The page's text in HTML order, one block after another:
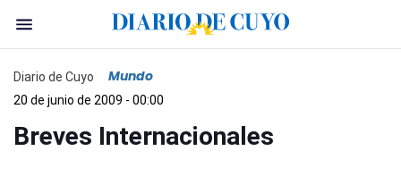
Diario de Cuyo Mundo
20 de junio de 2009 - 00:00
Breves Internacionales